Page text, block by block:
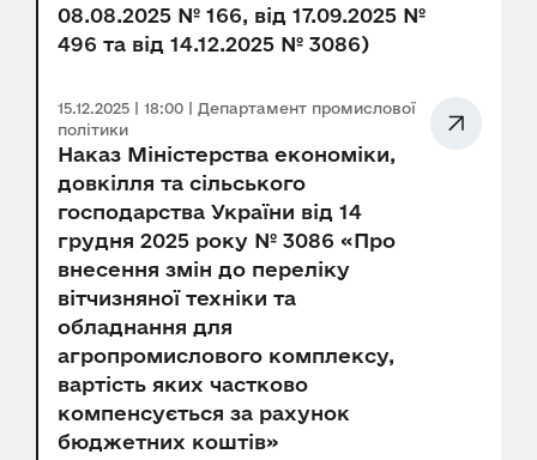
08.08.2025 № 166, від 17.09.2025 №
496 та від 14.12.2025 № 3086)
15.12.2025 | 18:00 | Департамент промислової
політики
Наказ Міністерства економіки,
довкілля та сільського
господарства України від 14
грудня 2025 року № 3086 «Про
внесення змін до переліку
вітчизняної техніки та
обладнання для
агропромислового комплексу,
вартість яких частково
компенсується за рахунок
бюджетних коштів»